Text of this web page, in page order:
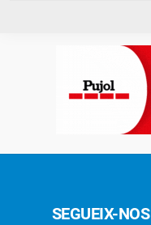
SEGUEIX-NOS